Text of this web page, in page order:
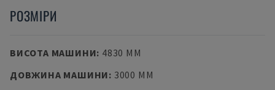
РОЗМІРИ
ВИСОТА МАШИНИ: 4830 MM
ДОВЖИНА МАШИНИ: 3000 MM